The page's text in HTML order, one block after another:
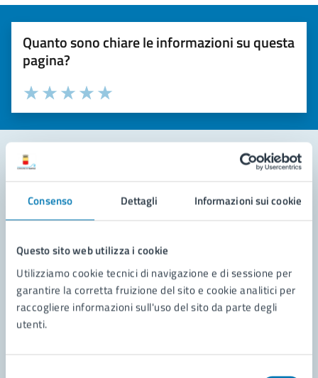
Consenso Dettagli Informazioni sui cookie
Questo sito web utilizza i cookie
Utilizziamo cookie tecnici di navigazione e di sessione per
garantire la corretta fruizione del sito e cookie analitici per
raccogliere informazioni sull'uso del sito da parte degli
utenti.
Quanto sono chiare le informazioni su questa
pagina?
Valuta la chiarezza delle informazioni (da 1 a 5 stelle)
Seleziona il numero di stelle per valutare la chiarezza delle
Valuta 5 stelle su 5
Valuta 4 stelle su 5
Valuta 3 stelle su 5
Valuta 2 stelle su 5
Valuta 1 stelle su 5
Leggi le domande frequenti
Richiedi assistenza
Prenota appuntamento
Problemi in città